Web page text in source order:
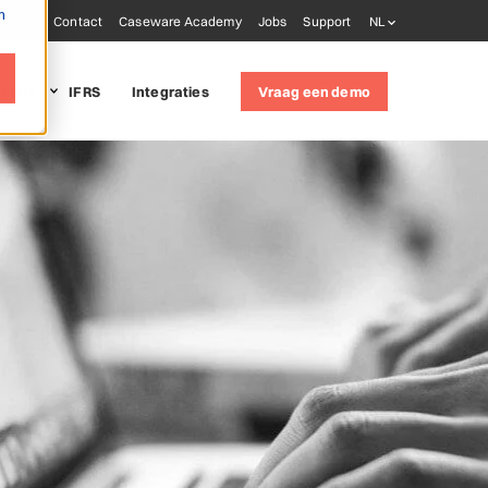
Contact Caseware Academy Jobs Support NL
solutions
1)
tools
AiDA
Extractly
Validate
IFRS Integraties Vraag een demo